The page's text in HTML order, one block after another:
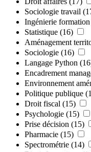
Sociologie travail
Ingénierie formation
Statistique (16)
Aménagement
Sociologie (16)
Langage Python
Encadrement
Environnement
Politique publique
Droit fiscal (15)
Psychologie (15)
Prise décision (15)
Pharmacie (15)
Spectrométrie (14)